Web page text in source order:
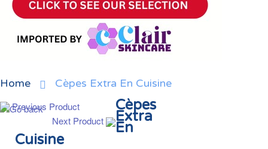
Home Cèpes Extra En Cuisine
Previous Product
Next Product
Cèpes
Extra
En
Cuisine